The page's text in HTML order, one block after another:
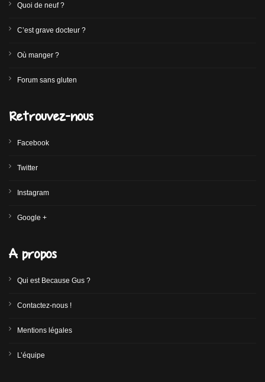
Quoi de neuf ?
C’est grave docteur ?
Où manger ?
Forum sans gluten
Retrouvez-nous
Facebook
Twitter
Instagram
Google +
A propos
Qui est Because Gus ?
Contactez-nous !
Mentions légales
L’équipe